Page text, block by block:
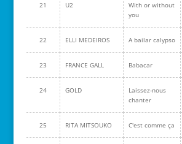
21 U2
With or without
you
22 ELLI MEDEIROS A bailar calypso
23 FRANCE GALL Babacar
24 GOLD
Laissez-nous
chanter
25 RITA MITSOUKO C'est comme ça